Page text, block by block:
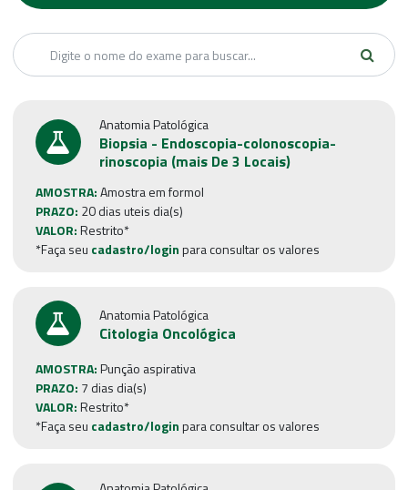
Anatomia Patológica
Biopsia - Endoscopia-colonoscopia-
rinoscopia (mais De 3 Locais)
AMOSTRA:Amostra em formol
PRAZO: 20 dias uteis dia(s)
VALOR:Restrito*
*Faça seu cadastro/loginpara consultar os valores
Anatomia Patológica
Citologia Oncológica
AMOSTRA:Punção aspirativa
PRAZO: 7 dias dia(s)
VALOR:Restrito*
*Faça seu cadastro/loginpara consultar os valores